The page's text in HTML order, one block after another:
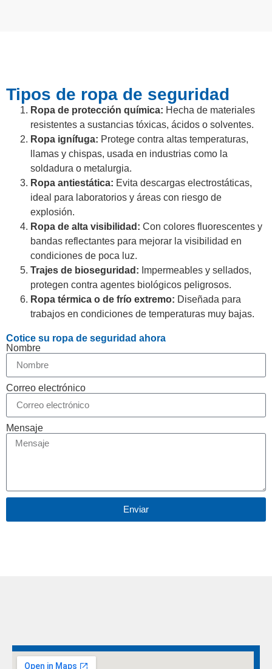
Tipos de ropa de seguridad
Ropa de protección química: Hecha de materiales
resistentes a sustancias tóxicas, ácidos o solventes.
Ropa ignífuga: Protege contra altas temperaturas,
llamas y chispas, usada en industrias como la
soldadura o metalurgia.
Ropa antiestática: Evita descargas electrostáticas,
ideal para laboratorios y áreas con riesgo de
explosión.
Ropa de alta visibilidad: Con colores fluorescentes y
bandas reflectantes para mejorar la visibilidad en
condiciones de poca luz.
Trajes de bioseguridad: Impermeables y sellados,
protegen contra agentes biológicos peligrosos.
Ropa térmica o de frío extremo: Diseñada para
trabajos en condiciones de temperaturas muy bajas.
Cotice su ropa de seguridad ahora
Nombre
Correo electrónico
Mensaje
Enviar